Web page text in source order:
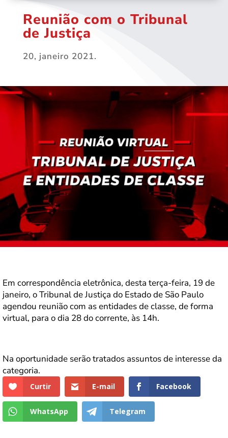
Reunião com o Tribunal
de Justiça
20, janeiro 2021.
Em correspondência eletrônica, desta terça-feira, 19 de
janeiro, o Tribunal de Justiça do Estado de São Paulo
agendou reunião com as entidades de classe, de forma
virtual, para o dia 28 do corrente, às 14h.
Na oportunidade serão tratados assuntos de interesse da
categoria.
Curtir E-mail Facebook
WhatsApp Telegram